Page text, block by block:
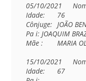
05/10/2021	Nome :	MARIA DAS GRAÇAS BRAZ
Idade:	76
Cônjuge:	JOÃO BENTO RIBEIRO
Pa i:	JOAQUIM BRAZ
Mãe :	MARIA OLEGARIA BRAZ
15/10/2021	Nome :	VERA LÚCIA ANDREOLI
Idade:	67